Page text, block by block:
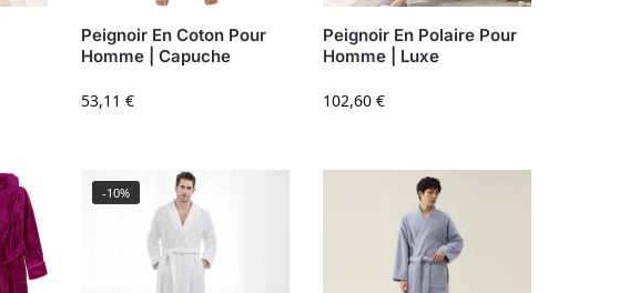
Peignoir En Coton Pour
Homme | Capuche
53,11€
Peignoir En Polaire Pour
Homme | Luxe
102,60€
-10%